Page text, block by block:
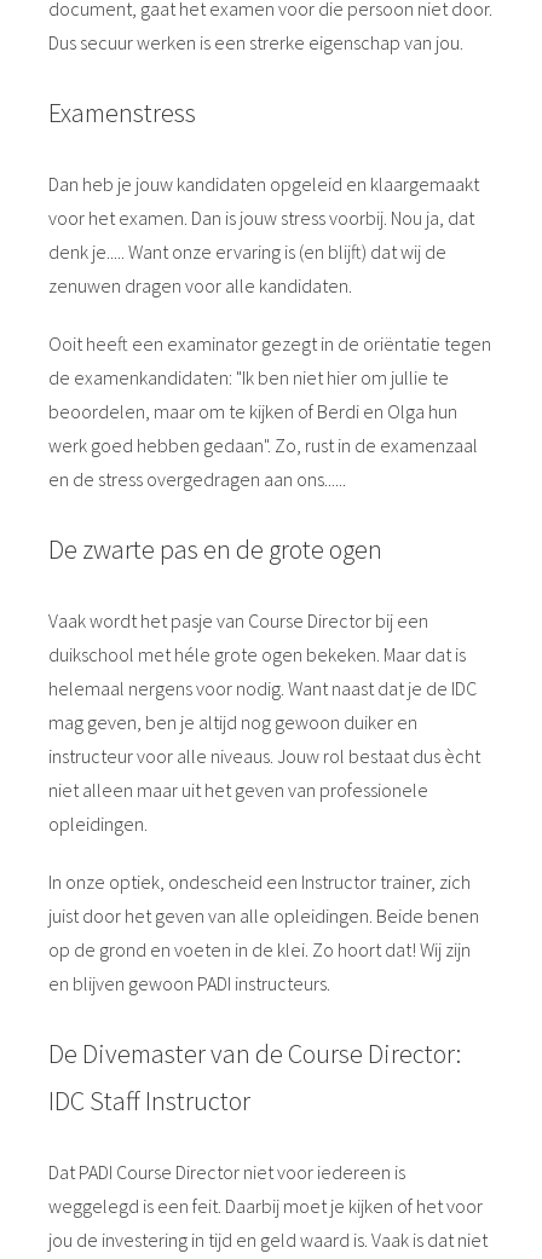
document, gaat het examen voor die persoon niet door.
Dus secuur werken is een strerke eigenschap van jou.
Examenstress
Dan heb je jouw kandidaten opgeleid en klaargemaakt
voor het examen. Dan is jouw stress voorbij. Nou ja, dat
denk je..... Want onze ervaring is (en blijft) dat wij de
zenuwen dragen voor alle kandidaten.
Ooit heeft een examinator gezegt in de oriëntatie tegen
de examenkandidaten: "Ik ben niet hier om jullie te
beoordelen, maar om te kijken of Berdi en Olga hun
werk goed hebben gedaan". Zo, rust in de examenzaal
en de stress overgedragen aan ons......
De zwarte pas en de grote ogen
Vaak wordt het pasje van Course Director bij een
duikschool met héle grote ogen bekeken. Maar dat is
helemaal nergens voor nodig. Want naast dat je de IDC
mag geven, ben je altijd nog gewoon duiker en
instructeur voor alle niveaus. Jouw rol bestaat dus ècht
niet alleen maar uit het geven van professionele
opleidingen.
In onze optiek, ondescheid een Instructor trainer, zich
juist door het geven van alle opleidingen. Beide benen
op de grond en voeten in de klei. Zo hoort dat! Wij zijn
en blijven gewoon PADI instructeurs.
De Divemaster van de Course Director:
IDC Staff Instructor
Dat PADI Course Director niet voor iedereen is
weggelegd is een feit. Daarbij moet je kijken of het voor
jou de investering in tijd en geld waard is. Vaak is dat niet